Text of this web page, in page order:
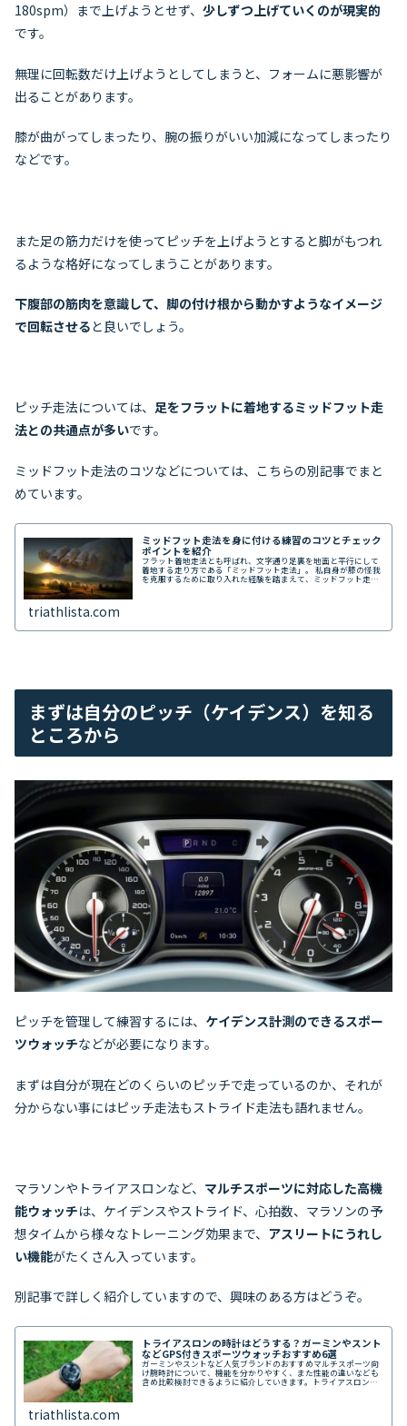
180spm）まで上げようとせず、 少しずつ上げていくのが現実的
です。
無理に回転数だけ上げようとしてしまうと、フォームに悪影響が
出ることがあります。
膝が曲がってしまったり、腕の振りがいい加減になってしまったり
などです。
また足の筋力だけを使ってピッチを上げようとすると脚がもつれ
るような格好になってしまうことがあります。
下腹部の筋肉を意識して、脚の付け根から動かすようなイメージ
で回転させると良いでしょう。
ピッチ走法については、 足をフラットに着地するミッドフット走
法との共通点が多いです。
ミッドフット走法のコツなどについては、こちらの別記事でまと
めています。
ミッドフット走法を身に付ける練習のコツとチェック
ポイントを紹介
フラット着地走法とも呼ばれ、文字通り足裏を地面と平行にして
着地する走り方である「ミッドフット走法」。 私自身が膝の怪我
を克服するために取り入れた経験を踏まえて、ミッドフット走法
triathlista.com
まずは自分のピッチ（ケイデンス）を知る
ところから
ピッチを管理して練習するには、 ケイデンス計測のできるスポー
ツウォッチなどが必要になります。
まずは自分が現在どのくらいのピッチで走っているのか、それが
分からない事にはピッチ走法もストライド走法も語れません。
マラソンやトライアスロンなど、 マルチスポーツに対応した高機
能ウォッチは、ケイデンスやストライド、心拍数、マラソンの予
想タイムから様々なトレーニング効果まで、 アスリートにうれし
い機能がたくさん入っています。
別記事で詳しく紹介していますので、興味のある方はどうぞ。
トライアスロンの時計はどうする？ガーミンやスント
などGPS付きスポーツウォッチおすすめ6選
ガーミンやスントなど人気ブランドのおすすめマルチスポーツ向
け腕時計について、機能を分かりやすく、また性能の違いなども
含め比較検討できるように紹介していきます。トライアスロンで
triathlista.com